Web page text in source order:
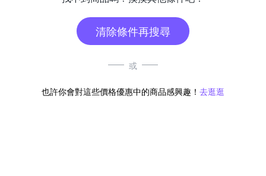
清除條件再搜尋
或
也許你會對這些價格優惠中的商品感興趣！ 去逛逛